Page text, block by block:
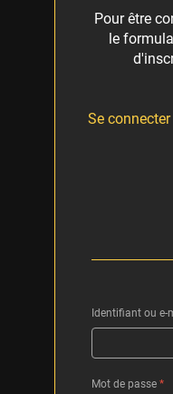
Pour être
le
Se connecter
Identifiant ou e-
Mot de passe *